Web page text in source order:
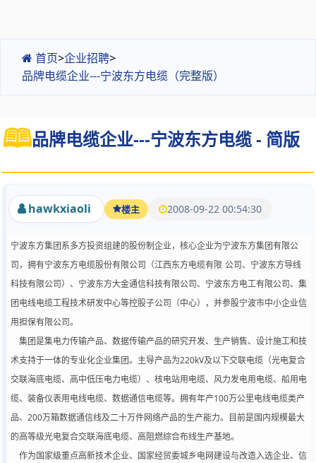
首页>企业招聘>
品牌电缆企业---宁波东方电缆（完整版）
品牌电缆企业---宁波东方电缆 - 简版
hawkxiaoli 楼主 2008-09-22 00:54:30
宁波东方集团系多方投资组建的股份制企业，核心企业为宁波东方集团有限公
司，拥有宁波东方电缆股份有限公司（江西东方电缆有限 公司、宁波东方导线
科技有限公司）、宁波东方大金通信科技有限公司、宁波东方电工有限公司、集
团电线电缆工程技术研发中心等控股子公司（中心），并参股宁波市中小企业信
用担保有限公司。
集团是集电力传输产品、数据传输产品的研究开发、生产销售、设计施工和技
术支持于一体的专业化企业集团。主导产品为220kV及以下交联电缆（光电复合
交联海底电缆、高中低压电力电缆）、核电站用电缆、风力发电用电缆、船用电
缆、装备仪表用电线电缆、数据通信电缆等。拥有年产100万公里电线电缆类产
品、 200万箱数据通信线及二十万件网络产品的生产能力。目前是国内规模最大
的高等级光电复合交联海底电缆、高阻燃综合布线生产基地。
作为国家级重点高新技术企业、国家经贸委城乡电网建设与改造入选企业、信